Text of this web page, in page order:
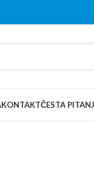
KONTAKTČESTA